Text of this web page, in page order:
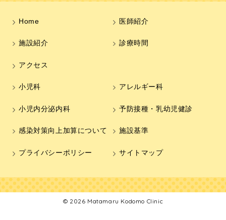
Home 医師紹介
施設紹介 診療時間
アクセス
小児科 アレルギー科
小児内分泌内科 予防接種・乳幼児健診
感染対策向上加算について 施設基準
プライバシーポリシー サイトマップ
© 2026 Matamaru Kodomo Clinic